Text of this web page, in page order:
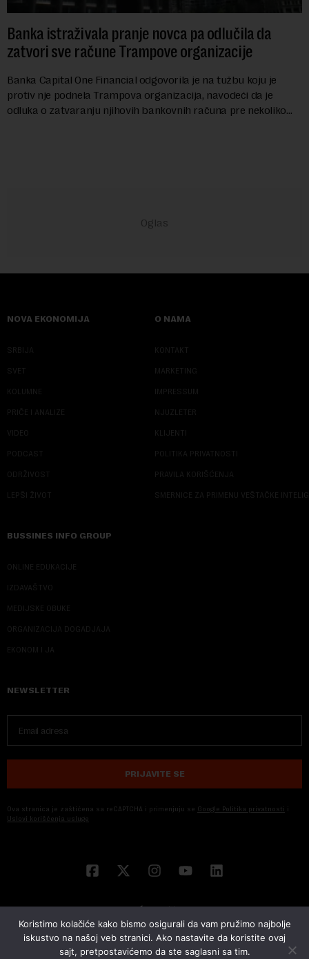
Banka istraživala pranje novca pa odlučila da
zatvori sve račune Trampove organizacije
Banka Capital One Financial odgovorila je na tužbu koju je
protiv nje podnela Trampova organizacija, navodeći da je
odluka o zatvaranju njihovih bankovnih računa pre nekoliko
NOVA EKONOMIJA
SRBIJA
SVET
KOLUMNE
PRIČE I ANALIZE
VIDEO
PODCAST
ODRŽIVOST
LEPŠI ŽIVOT
O NAMA
KONTAKT
MARKETING
IMPRESSUM
NJUZLETER
KLIJENTI
POLITIKA PRIVATNOSTI
PRAVILA KORIŠĆENJA
SMERNICE ZA PRIMENU VEŠTAČKE
BUSSINES INFO GROUP
ONLINE EDUKACIJE
IZDAVAŠTVO
MEDIJSKE OBUKE
ORGANIZACIJA DOGADJAJA
EKONOM I JA
NEWSLETTER
PRIJAVITE SE
Ova stranica je zaštićena sa reCAPTCHA i primenjuju se Google Politika privatnosti i
Uslovi korišćenja usluge
Koristimo kolačiće kako bismo osigurali da vam pružimo najbolje
iskustvo na našoj veb stranici. Ako nastavite da koristite ovaj
sajt, pretpostavićemo da ste saglasni sa tim.